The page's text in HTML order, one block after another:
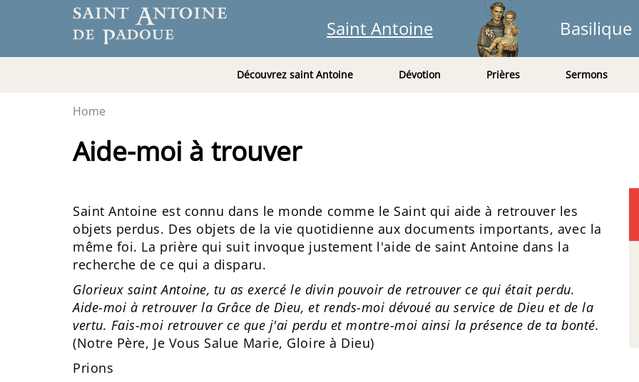
Saint Antoine Basilique
Découvrez saint Antoine Dévotion Prières Sermons
Home
Aide-moi à trouver
Saint Antoine est connu dans le monde comme le Saint qui aide à retrouver les
objets perdus. Des objets de la vie quotidienne aux documents importants, avec la
même foi. La prière qui suit invoque justement l'aide de saint Antoine dans la
recherche de ce qui a disparu.
Glorieux saint Antoine, tu as exercé le divin pouvoir de retrouver ce qui était perdu.
Aide-moi à retrouver la Grâce de Dieu, et rends-moi dévoué au service de Dieu et de la
vertu. Fais-moi retrouver ce que j'ai perdu et montre-moi ainsi la présence de ta bonté.
(Notre Père, Je Vous Salue Marie, Gloire à Dieu)
Prions